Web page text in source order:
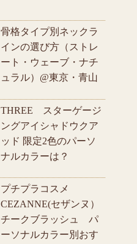
骨格タイプ別ネックラ
インの選び方（ストレ
ート・ウェーブ・ナチ
ュラル）@東京・青山
THREE スターゲージ
ングアイシャドウクア
ッド 限定2色のパーソ
ナルカラーは？
プチプラコスメ
CEZANNE(セザンヌ）
チークブラッシュ パ
ーソナルカラー別おす